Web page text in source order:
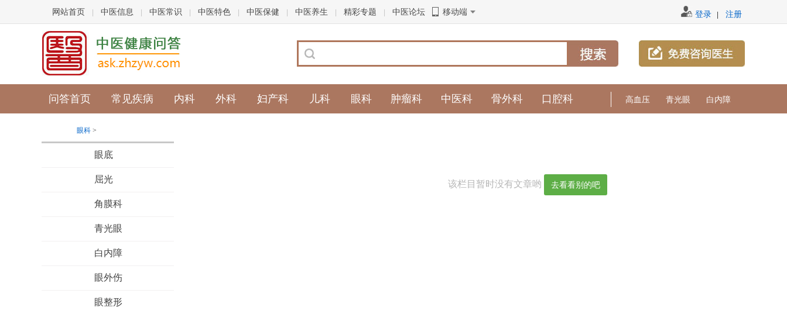
网站首页 中医信息 中医常识 中医特色 中医保健 中医养生 精彩专题 中医论坛 移动端 登录 注册
问答首页 常见疾病 内科 外科 妇产科 儿科 眼科 肿瘤科 中医科 骨外科 口腔科 高血压 青光眼 白内障
该栏目暂时没有文章哟 去看看别的吧
眼科 >
眼底
屈光
角膜科
青光眼
白内障
眼外伤
眼整形